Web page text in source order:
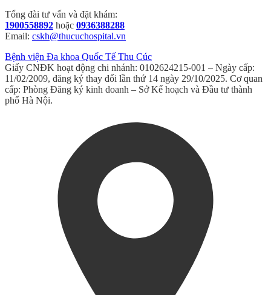
Tổng đài tư vấn và đặt khám:
1900558892 hoặc 0936388288
Email: cskh@thucuchospital.vn
Bệnh viện Đa khoa Quốc Tế Thu Cúc
Giấy CNĐK hoạt động chi nhánh: 0102624215-001 – Ngày cấp:
11/02/2009, đăng ký thay đổi lần thứ 14 ngày 29/10/2025. Cơ quan
cấp: Phòng Đăng ký kinh doanh – Sở Kế hoạch và Đầu tư thành
phố Hà Nội.